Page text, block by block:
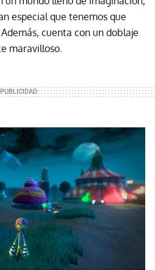
especial que tenemos que
cuenta con un doblaje
maravilloso.